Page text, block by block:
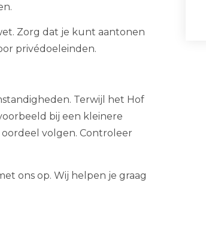
Zorg dat je kunt aantonen
privédoeleinden.
Terwijl het Hof
bij een kleinere
volgen. Controleer
ons op. Wij helpen je graag